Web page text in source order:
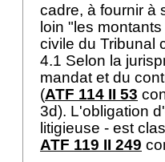
cadre, à fournir à
loin "les
civile du Tribunal
4.1 Selon la
mandat et du
(ATF 114 II 53
3d). L'obligation
litigieuse - est
ATF 119 II 249